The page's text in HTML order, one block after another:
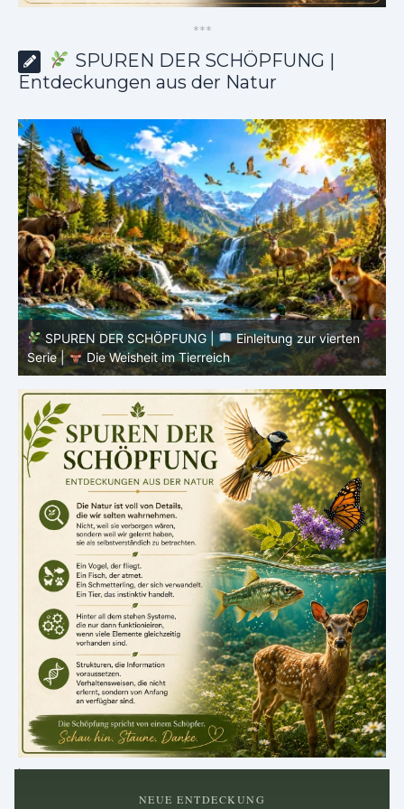
***
SPUREN DER SCHÖPFUNG |
Entdeckungen aus der Natur
SPUREN DER SCHÖPFUNG |
Episode 8 – Leben im
Verborgenen – Was Fische uns lehren |
Leben im
Verborgenen – Die Welt der Fische
.
NEUE ENTDECKUNG